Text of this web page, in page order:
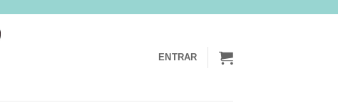
ENTRAR